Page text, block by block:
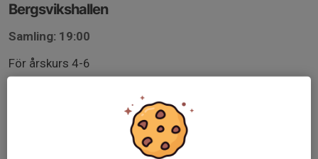
Bergsvikshallen
Samling: 19:00
För årskurs 4-6